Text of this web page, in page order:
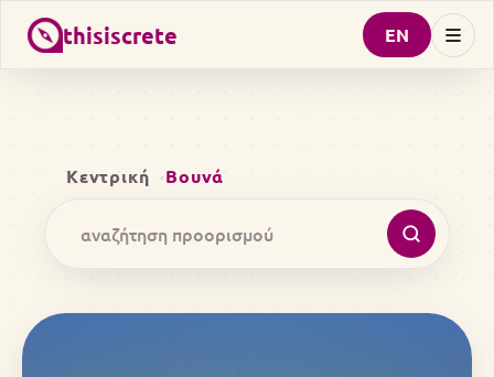
thisiscrete EN
Κεντρική Βουνά